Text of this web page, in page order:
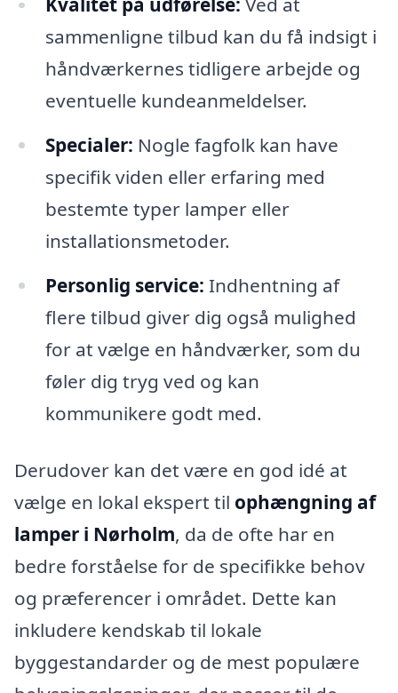
sammenligne tilbud kan du få indsigt i
håndværkernes tidligere arbejde og
eventuelle kundeanmeldelser.
Specialer: Nogle fagfolk kan have
specifik viden eller erfaring med
bestemte typer lamper eller
installationsmetoder.
Personlig service: Indhentning af
flere tilbud giver dig også mulighed
for at vælge en håndværker, som du
føler dig tryg ved og kan
kommunikere godt med.
Derudover kan det være en god idé at
vælge en lokal ekspert til ophængning af
lamper i Nørholm, da de ofte har en
bedre forståelse for de specifikke behov
og præferencer i området. Dette kan
inkludere kendskab til lokale
byggestandarder og de mest populære